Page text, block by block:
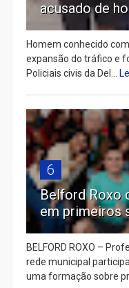
acusado de
Homem conhecido
expansão do tráfico e
Policiais civis da Del...
6
Belford Roxo
em primeiros
BELFORD ROXO –
rede municipal
uma formação sobre